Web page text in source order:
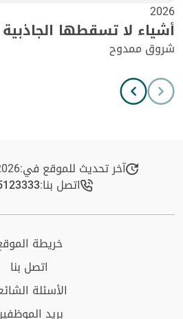
2026
أشياء لا تسقطها الجاذبية
شروق ممدوح
آخر تحديث للموقع في:30/
اتصل بنا:
خريطة
اتصل بنا
الأسئلة
بريد